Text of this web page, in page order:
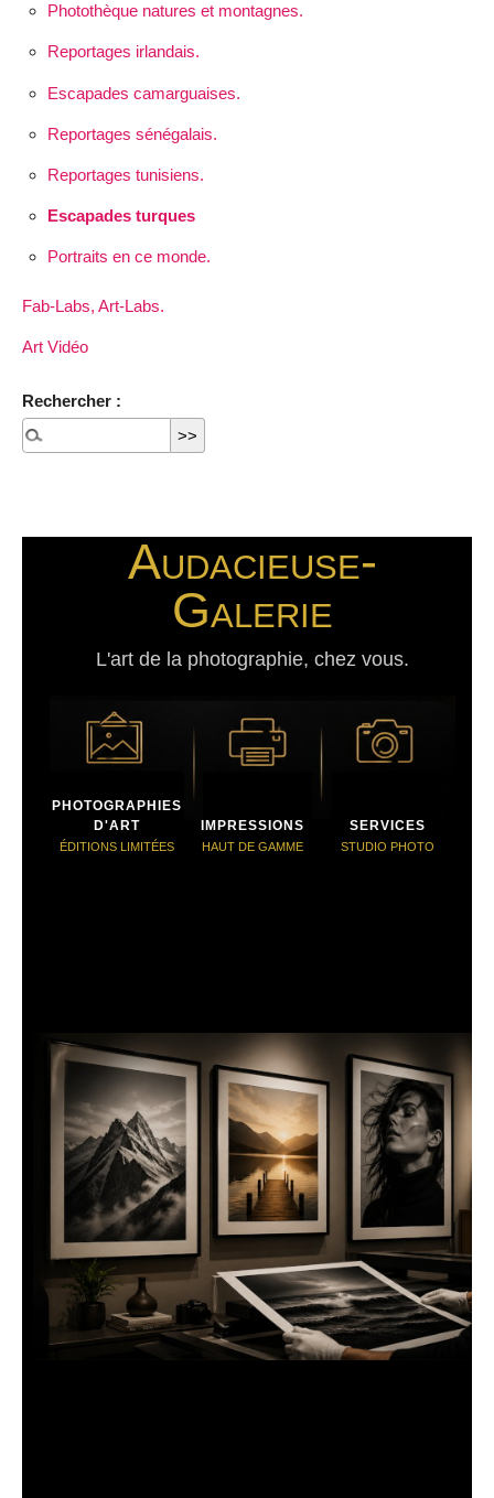
Photothèque natures et montagnes.
Reportages irlandais.
Escapades camarguaises.
Reportages sénégalais.
Reportages tunisiens.
Escapades turques
Portraits en ce monde.
Fab-Labs, Art-Labs.
Art Vidéo
Rechercher :
Audacieuse-
Galerie
L'art de la photographie, chez vous.
PHOTOGRAPHIES
D'ART
ÉDITIONS LIMITÉES
IMPRESSIONS
HAUT DE GAMME
SERVICES
STUDIO PHOTO